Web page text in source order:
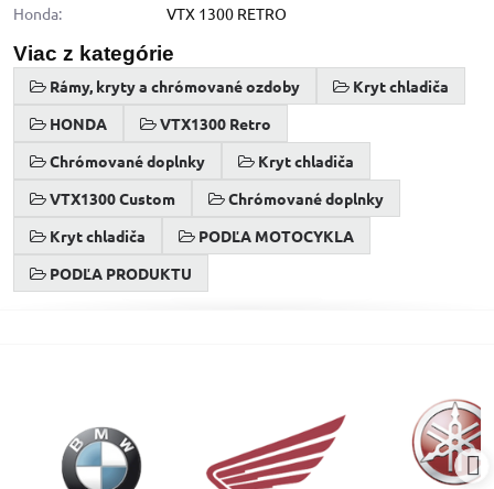
Honda: VTX 1300 RETRO
Viac z kategórie
Rámy, kryty a chrómované ozdoby
Kryt chladiča
HONDA
VTX1300 Retro
Chrómované doplnky
Kryt chladiča
VTX1300 Custom
Chrómované doplnky
Kryt chladiča
PODĽA MOTOCYKLA
PODĽA PRODUKTU